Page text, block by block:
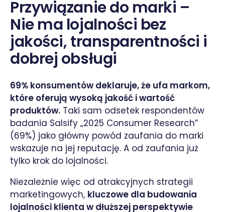
Przywiązanie do marki –
Nie ma lojalności bez
jakości, transparentności i
dobrej obsługi
69% konsumentów deklaruje, że ufa markom,
które oferują wysoką jakość i wartość
produktów. Taki sam odsetek respondentów
badania Salsify „2025 Consumer Research”
(69%) jako główny powód zaufania do marki
wskazuje na jej reputację. A od zaufania już
tylko krok do lojalności.
Niezależnie więc od atrakcyjnych strategii
marketingowych, kluczowe dla budowania
lojalności klienta w dłuższej perspektywie